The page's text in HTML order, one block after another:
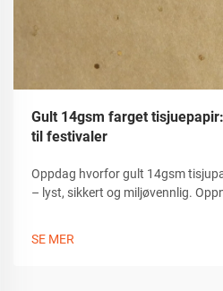
Gult 14gsm farget
til festivaler
Oppdag hvorfor gult 14gsm
– lyst, sikkert og miljøvennlig.
SE MER